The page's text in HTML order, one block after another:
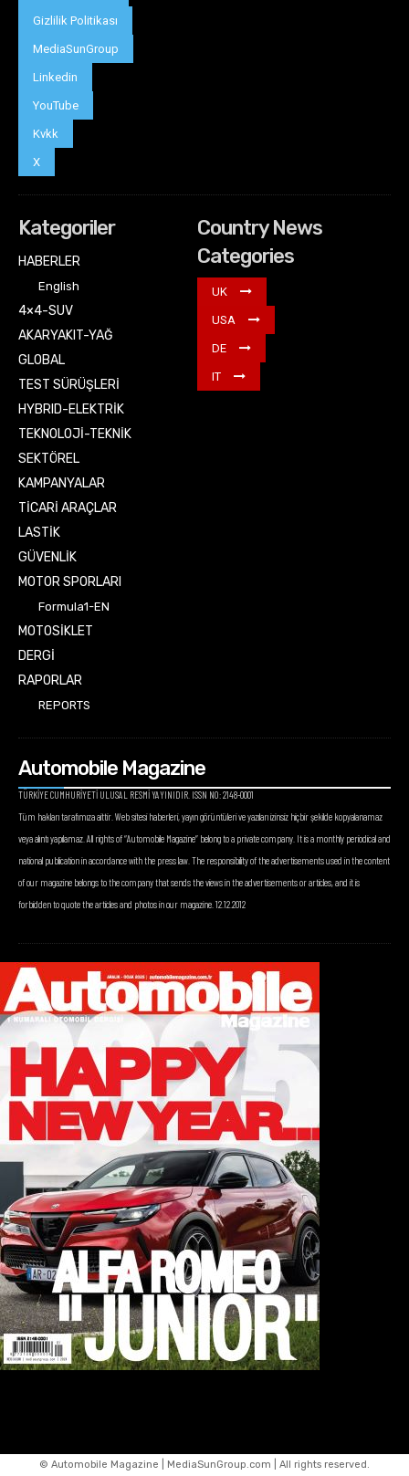
Gizlilik Politikası
MediaSunGroup
Linkedin
YouTube
Kvkk
X
Kategoriler
HABERLER
English
4×4-SUV
AKARYAKIT-YAĞ
GLOBAL
TEST SÜRÜŞLERİ
HYBRID-ELEKTRİK
TEKNOLOJİ-TEKNİK
SEKTÖREL
KAMPANYALAR
TİCARİ ARAÇLAR
LASTİK
GÜVENLİK
MOTOR SPORLARI
Formula1-EN
MOTOSİKLET
DERGİ
RAPORLAR
REPORTS
Country News
Categories
UK
USA
DE
IT
Automobile Magazine
TÜRKİYE CUMHURİYETİ ULUSAL RESMİ YAYINIDIR. ISSN NO: 2148-0001
Tüm hakları tarafımıza aittir. Web sitesi haberleri, yayın görüntüleri ve yazıları izinsiz hiçbir şekilde kopyalanamaz
veya alıntı yapılamaz. All rights of “Automobile Magazine” belong to a private company. It is a monthly periodical and
national publication in accordance with the press law. The responsibility of the advertisements used in the content
of our magazine belongs to the company that sends the views in the advertisements or articles, and it is
forbidden to quote the articles and photos in our magazine. 12.12.2012
© Automobile Magazine | MediaSunGroup.com | All rights reserved.